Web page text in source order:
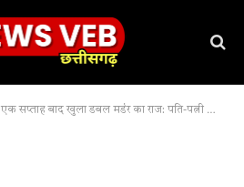
एक सप्ताह बाद खुला डबल मर्डर का राज: पति-पत्नी की हत्या कर श्मशान में दफनाए शव, तीन आरोपी गिरफ्तार